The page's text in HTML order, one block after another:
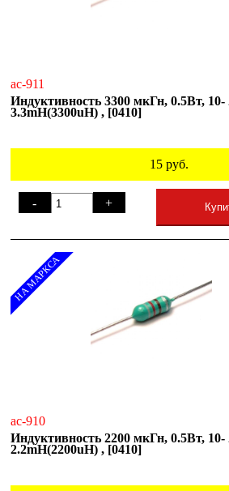
ac-911
Индуктивность 3300 мкГн, 0.5Вт, 10-
3.3mH(3300uH) , [0410]
15 руб.
- +
НА МАРКСА
ac-910
Индуктивность 2200 мкГн, 0.5Вт, 10-
2.2mH(2200uH) , [0410]